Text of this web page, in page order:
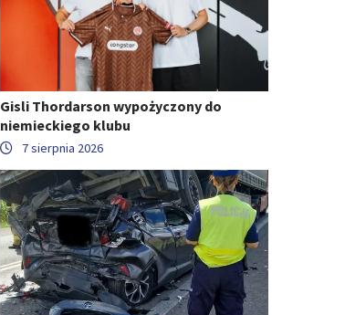
Gisli Thordarson wypożyczony do
niemieckiego klubu
7 sierpnia 2026